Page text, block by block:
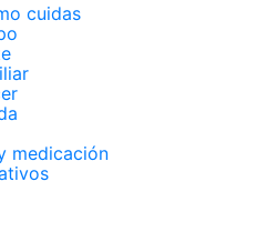
cuidas
medicación